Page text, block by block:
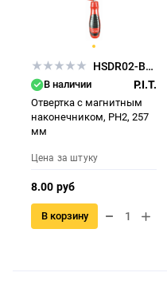
HSDR02-BPH2
В наличии P.I.T.
Отвертка с магнитным
наконечником, РН2, 257
мм
Цена за штуку
8.00 руб
В корзину